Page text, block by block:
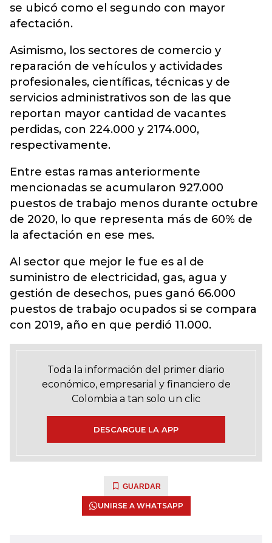
se ubicó como el segundo con mayor
afectación.
Asimismo, los sectores de comercio y
reparación de vehículos y actividades
profesionales, científicas, técnicas y de
servicios administrativos son de las que
reportan mayor cantidad de vacantes
perdidas, con 224.000 y 2174.000,
respectivamente.
Entre estas ramas anteriormente
mencionadas se acumularon 927.000
puestos de trabajo menos durante octubre
de 2020, lo que representa más de 60% de
la afectación en ese mes.
Al sector que mejor le fue es al de
suministro de electricidad, gas, agua y
gestión de desechos, pues ganó 66.000
puestos de trabajo ocupados si se compara
con 2019, año en que perdió 11.000.
Toda la información del primer diario
económico, empresarial y financiero de
Colombia a tan solo un clic
DESCARGUE LA APP
GUARDAR
UNIRSE A WHATSAPP